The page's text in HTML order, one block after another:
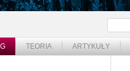
TEORIA ARTYKUŁY